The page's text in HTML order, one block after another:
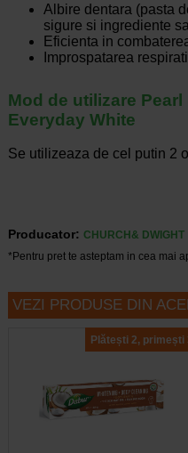
Albire dentara (pasta
sigure si ingrediente
Eficienta in
Improspatarea
Mod de utilizare
Everyday White
Se utilizeaza de cel putin 2
Producator: CHURCH& DWIGHT
*Pentru pret te asteptam in cea mai
VEZI PRODUSE DIN
Plătești 2, primești